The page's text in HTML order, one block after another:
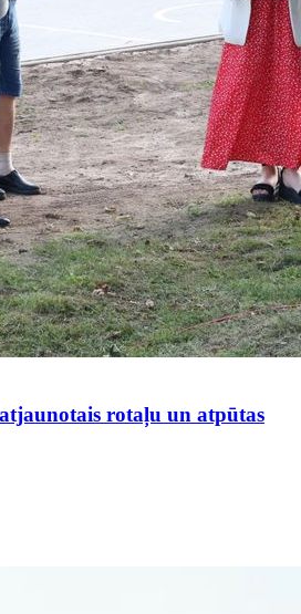
rotaļu un atpūtas